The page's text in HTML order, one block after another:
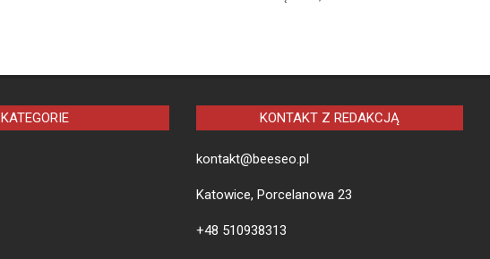
KATEGORIE KONTAKT Z REDAKCJĄ
kontakt@beeseo.pl
Katowice, Porcelanowa 23
+48 510938313